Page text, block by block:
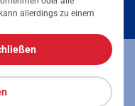
allerdings zu einem
denn die Auswahl kann
zur Mainova finden
.
kündigen